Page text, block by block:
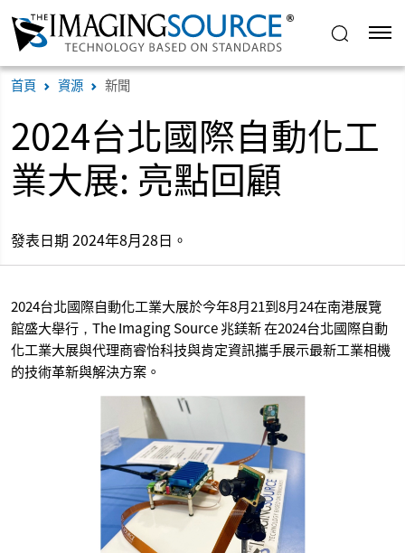
首頁 資源 新聞
2024台北國際自動化工
業大展: 亮點回顧
發表日期 2024年8月28日。
2024台北國際自動化工業大展於今年8月21到8月24在南港展覽
館盛大舉行，The Imaging Source 兆鎂新 在2024台北國際自動
化工業大展與代理商睿怡科技與肯定資訊攜手展示最新工業相機
的技術革新與解決方案。